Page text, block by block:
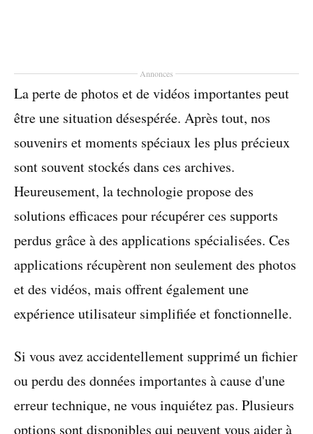
Annonces
La perte de photos et de vidéos importantes peut
être une situation désespérée. Après tout, nos
souvenirs et moments spéciaux les plus précieux
sont souvent stockés dans ces archives.
Heureusement, la technologie propose des
solutions efficaces pour récupérer ces supports
perdus grâce à des applications spécialisées. Ces
applications récupèrent non seulement des photos
et des vidéos, mais offrent également une
expérience utilisateur simplifiée et fonctionnelle.
Si vous avez accidentellement supprimé un fichier
ou perdu des données importantes à cause d'une
erreur technique, ne vous inquiétez pas. Plusieurs
options sont disponibles qui peuvent vous aider à